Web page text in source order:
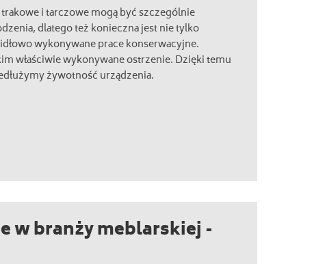
i tarczowe mogą być szczególnie
dlatego też konieczna jest nie tylko
wykonywane prace konserwacyjne.
właściwie wykonywane ostrzenie. Dzięki temu
żywotność urządzenia.
w branży meblarskiej -